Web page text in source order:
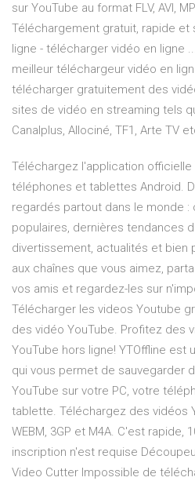
sur YouTube au format FLV, AVI,
Téléchargement gratuit, rapide et
ligne - télécharger vidéo en ligne
meilleur téléchargeur vidéo en
télécharger gratuitement des
sites de vidéo en streaming tels
Canalplus, Allociné, TF1, Arte TV
Téléchargez l'application officielle
téléphones et tablettes Android.
regardés partout dans le monde :
populaires, dernières tendances
divertissement, actualités et bien
aux chaînes que vous aimez,
vos amis et regardez-les sur
Télécharger les videos Youtube
des vidéo YouTube. Profitez des
YouTube hors ligne! YTOffline est
qui vous permet de sauvegarder
YouTube sur votre PC, votre
tablette. Téléchargez des vidéos
WEBM, 3GP et M4A. C'est rapide,
inscription n'est requise
Video Cutter Impossible de